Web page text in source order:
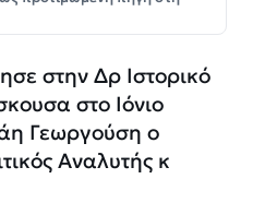
στην Δρ Ιστορικό
στο Ιόνιο
Γεωργούση ο
Αναλυτής κ